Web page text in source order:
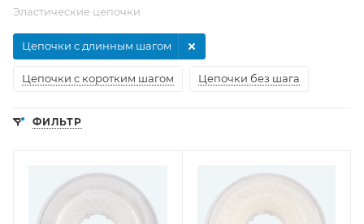
Эластические цепочки
Цепочки с длинным шагом
Цепочки с коротким шагом Цепочки без шага
ФИЛЬТР